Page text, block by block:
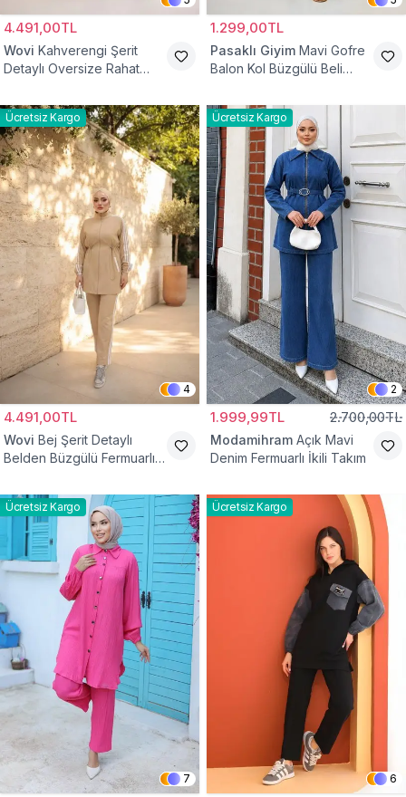
4.491,00TL
Wovi Kahverengi Şerit
Detaylı Oversize Rahat
1.299,00TL
Pasaklı Giyim Mavi Gofre
Balon Kol Büzgülü Beli
Takım
Ücretsiz Kargo
4
4.491,00TL
Wovi Bej Şerit Detaylı
Belden Büzgülü Fermuarlı
Ücretsiz Kargo
2
1.999,99TL 2.700,00TL
Modamihram Açık Mavi
Denim Fermuarlı İkili Takım
Ücretsiz Kargo
7
Ücretsiz Kargo
6